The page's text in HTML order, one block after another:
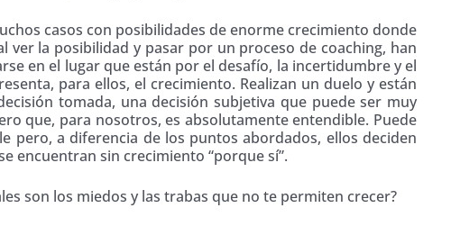
casos con posibilidades de enorme crecimiento donde
ver la posibilidad y pasar por un proceso de coaching, han
en el lugar que están por el desafío, la incertidumbre y el
para ellos, el crecimiento. Realizan un duelo y están
tomada, una decisión subjetiva que puede ser muy
que, para nosotros, es absolutamente entendible. Puede
pero, a diferencia de los puntos abordados, ellos deciden
encuentran sin crecimiento “porque sí”.
son los miedos y las trabas que no te permiten crecer?